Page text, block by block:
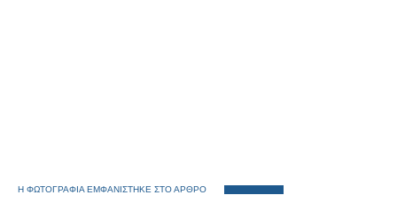
Η ΦΩΤΟΓΡΑΦΙΑ ΕΜΦΑΝΙΣΤΗΚΕ ΣΤΟ ΑΡΘΡΟ